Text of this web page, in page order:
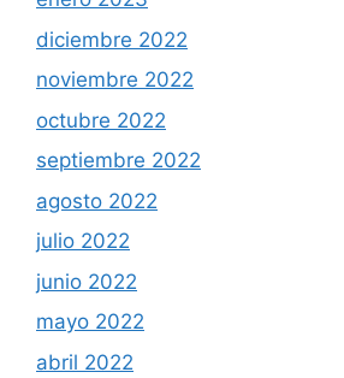
diciembre 2022
noviembre 2022
octubre 2022
septiembre 2022
agosto 2022
julio 2022
junio 2022
mayo 2022
abril 2022